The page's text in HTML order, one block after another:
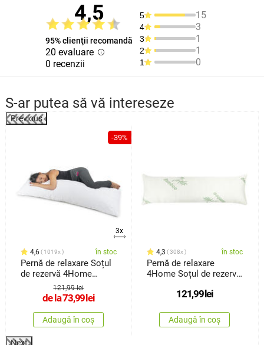
4,5
95% clienţii recomandă
20 evaluare
0 recenzii
5 15
4 3
3 1
2 1
1 0
S-ar putea să vă intereseze
Previous
-39%
3x
4,6 1019x în stoc
Pernă de relaxare Soțul
de rezervă 4Home
121,99 lei
de la73,99 lei
Adaugă în coș
4,3 308x în stoc
Pernă de relaxare
4Home Soțul de rezervă,
Bamboo, 45 x 120 cm
121,99 lei
Adaugă în coș
Next